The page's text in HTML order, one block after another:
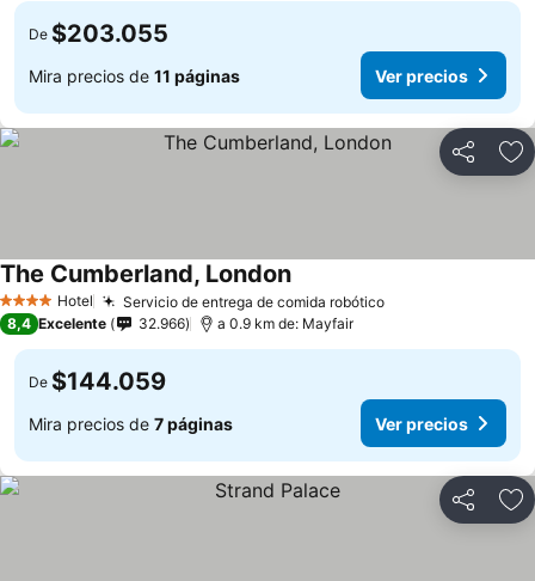
De $203.055
Mira precios de 11 páginas Ver precios
Compartir
4 EstrellasHotel Servicio de entrega de comida robóticoVer precios
The Cumberland, LondonVer precios
8,4 Excelente 32.966 a 0.9 km de: Mayfair
De $144.059
Mira precios de 7 páginas Ver precios
Compartir